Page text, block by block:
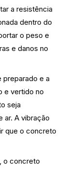
a resistência
dentro do
o peso e
e danos no
preparado e a
e vertido no
seja
ar. A vibração
que o concreto
o concreto